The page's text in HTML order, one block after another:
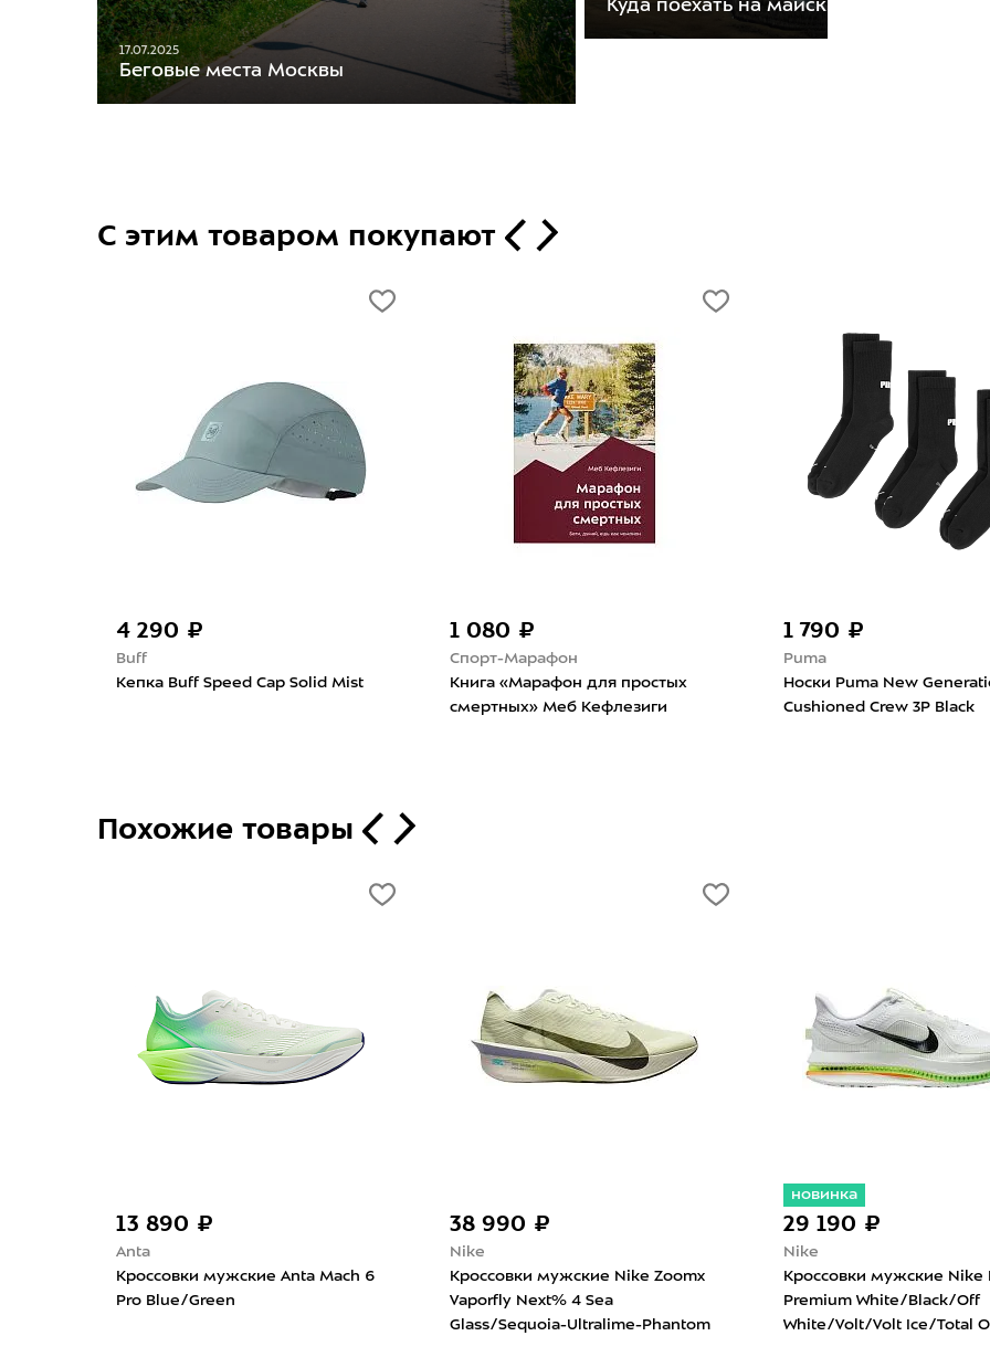
17.07.2025
Беговые места Москвы
Куда поехать на майские праздники
С этим товаром покупают
4 290 ₽
Buff
Кепка Buff Speed Cap Solid Mist
1 080 ₽
Спорт-Марафон
Книга «Марафон для простых
смертных» Меб Кефлезиги
1 790 ₽
Puma
Носки Puma New
Cushioned Crew 3P Black
Похожие товары
13 890 ₽
Anta
Кроссовки мужские Anta Mach 6
Pro Blue/Green
38 990 ₽
Nike
Кроссовки мужские Nike Zoomx
Vaporfly Next% 4 Sea
Glass/Sequoia-Ultralime-Phantom
новинка
29 190 ₽
Nike
Кроссовки мужские Nike
Premium White/Black/Off
White/Volt/Volt Ice/Total